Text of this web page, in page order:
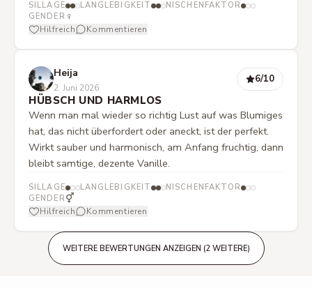
SILLAGE LANGLEBIGKEIT
NISCHENFAKTOR
GENDER ♀
Hilfreich Kommentieren
Heija
2. Juni 2026
6/10
HÜBSCH UND HARMLOS
Wenn man mal wieder so richtig Lust auf was Blumiges
hat, das nicht überfordert oder aneckt, ist der perfekt.
Wirkt sauber und harmonisch, am Anfang fruchtig, dann
bleibt samtige, dezente Vanille.
SILLAGE LANGLEBIGKEIT
NISCHENFAKTOR
GENDER ⚥
Hilfreich Kommentieren
WEITERE BEWERTUNGEN ANZEIGEN (2 WEITERE)